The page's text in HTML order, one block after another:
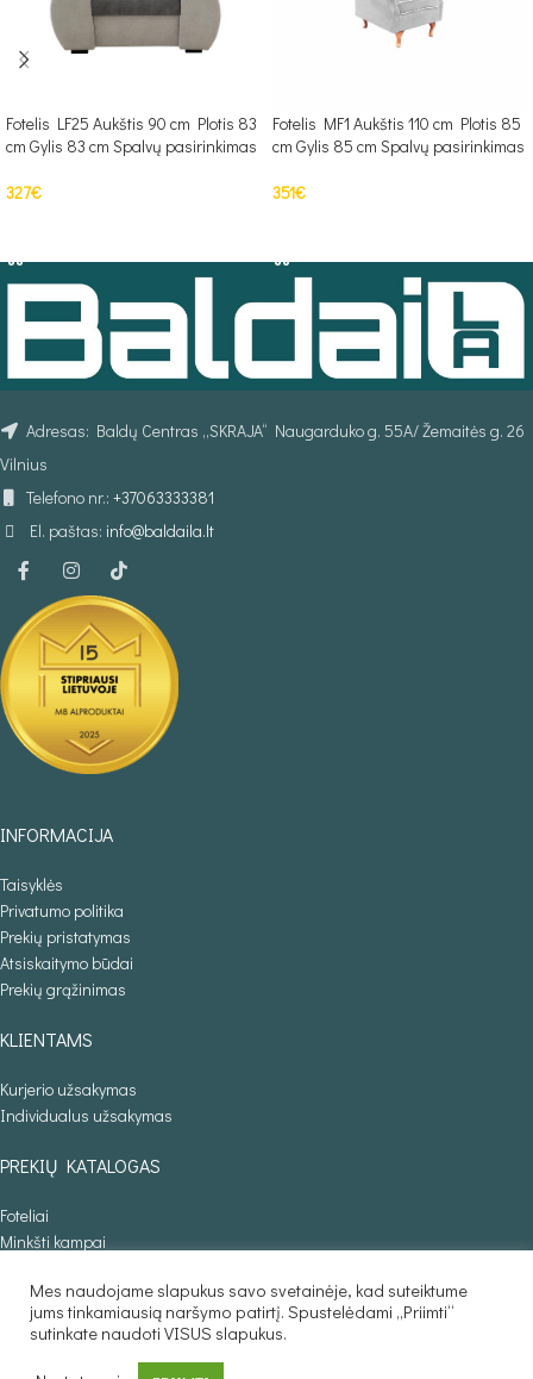
Fotelis LF25 Aukštis 90 cm Plotis 83
cm Gylis 83 cm Spalvų pasirinkimas
327€
Fotelis MF1 Aukštis 110 cm Plotis 85
cm Gylis 85 cm Spalvų pasirinkimas
351€
Adresas: Baldų Centras „SKRAJA“ Naugarduko g. 55A/ Žemaitės g. 26
Vilnius
Telefono nr.: +37063333381
El. paštas: info@baldaila.lt
INFORMACIJA
Taisyklės
Privatumo politika
Prekių pristatymas
Atsiskaitymo būdai
Prekių grąžinimas
KLIENTAMS
Kurjerio užsakymas
Individualus užsakymas
PREKIŲ KATALOGAS
Foteliai
Minkšti kampai
Sofos lovos
Stalai
Baldaila.lt © 2025
Mes naudojame slapukus savo svetainėje, kad suteiktume
jums tinkamiausią naršymo patirtį. Spustelėdami „Priimti“
sutinkate naudoti VISUS slapukus.